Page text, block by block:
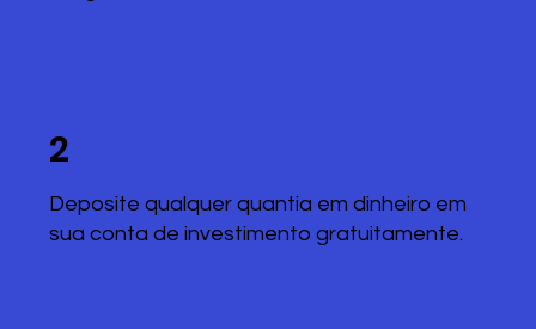
2
Deposite qualquer quantia em dinheiro em
sua conta de investimento gratuitamente.